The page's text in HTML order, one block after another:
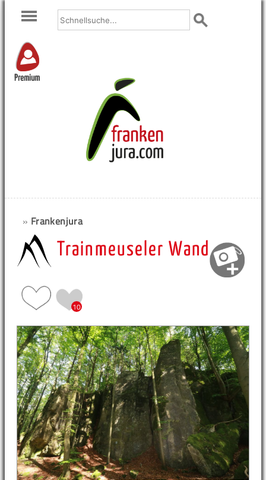
Premium
» Frankenjura
Trainmeuseler Wand
10